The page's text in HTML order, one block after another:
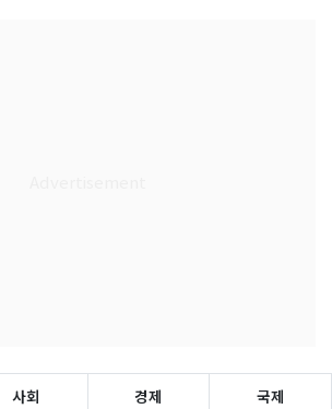
사회 경제 국제